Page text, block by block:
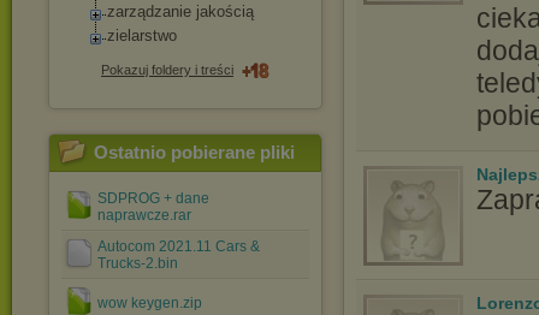
zarządzanie jakością
zielarstwo
Pokazuj foldery i treści
Ostatnio pobierane pliki
SDPROG + dane
naprawcze.rar
Autocom 2021.11 Cars &
Trucks-2.bin
wow keygen.zip